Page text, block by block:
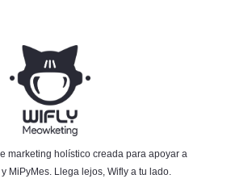
marketing holístico creada para apoyar a
MiPyMes. Llega lejos, Wifly a tu lado.